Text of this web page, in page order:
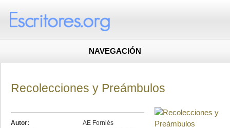
NAVEGACIÓN
Recolecciones y Preámbulos
Autor:
AE Forniés